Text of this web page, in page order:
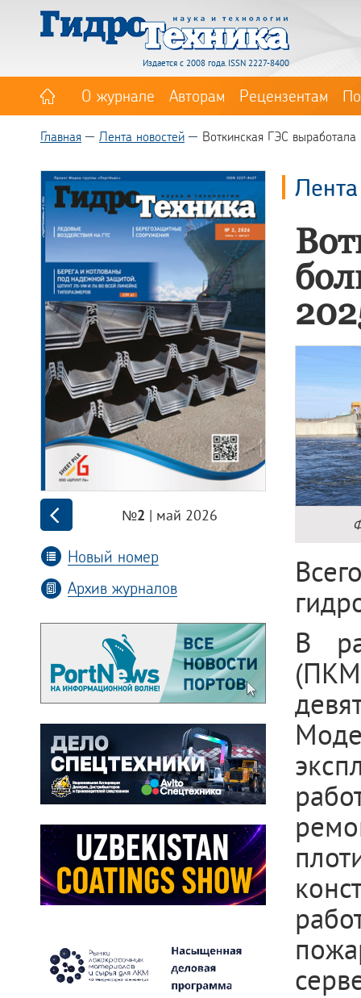
Издается с 2008 года. ISSN 2227-8400
О журнале Авторам Рецензентам
Главная Лента новостей Воткинская ГЭС
№2 | май 2026
Новый номер
Архив журналов
В